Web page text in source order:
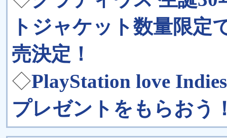
トジャケット数量限定
売決定！
◇PlayStation love
プレゼントをもらおう